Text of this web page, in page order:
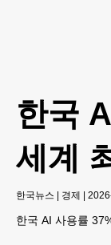
한국
세계
한국뉴스 | 경제 |
한국 AI 사용률